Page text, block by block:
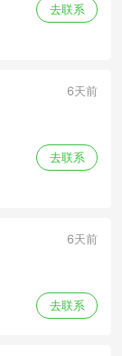
去联系
6天前
去联系
6天前
去联系